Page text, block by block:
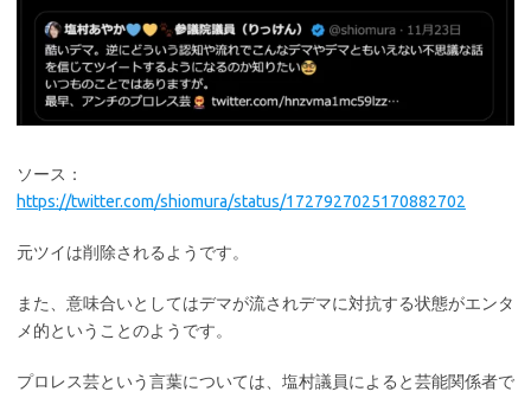
ソース：
https://twitter.com/shiomura/status/1727927025170882702
元ツイは削除されるようです。
また、意味合いとしてはデマが流されデマに対抗する状態がエンタ
メ的ということのようです。
プロレス芸という言葉については、塩村議員によると芸能関係者で